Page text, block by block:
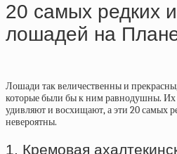
20 самых редких
лошадей на
Лошади так величественны и
которые были бы к ним равнодушны.
удивляют и восхищают, а эти 20 самых
невероятны.
1. Кремовая